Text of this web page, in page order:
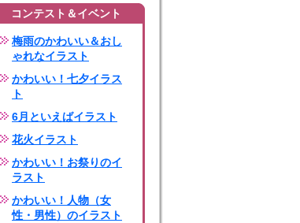
コンテスト＆イベント
梅雨のかわいい＆おし
ゃれなイラスト
かわいい！七夕イラス
ト
6月といえばイラスト
花火イラスト
かわいい！お祭りのイ
ラスト
かわいい！人物（女
性・男性）のイラスト